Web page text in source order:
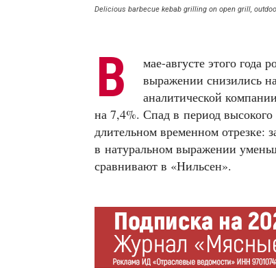
Delicious barbecue kebab grilling on open grill,
В
мае-августе этого
выражении снизились
аналитической
на 7,4%. Спад в период
длительном временном отрезке:
в натуральном выражении
сравнивают в «Нильсен».